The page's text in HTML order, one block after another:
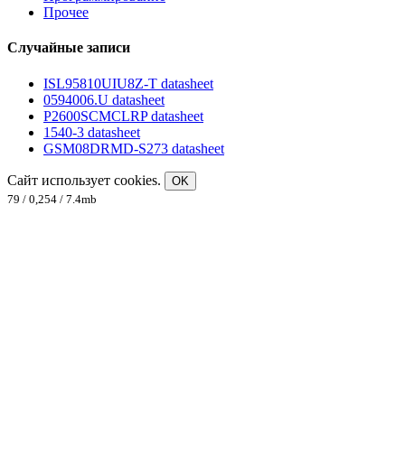
Прочее
Случайные записи
ISL95810UIU8Z-T datasheet
0594006.U datasheet
P2600SCMCLRP datasheet
1540-3 datasheet
GSM08DRMD-S273 datasheet
Сайт использует cookies.
OK
79 / 0,254 / 7.4mb